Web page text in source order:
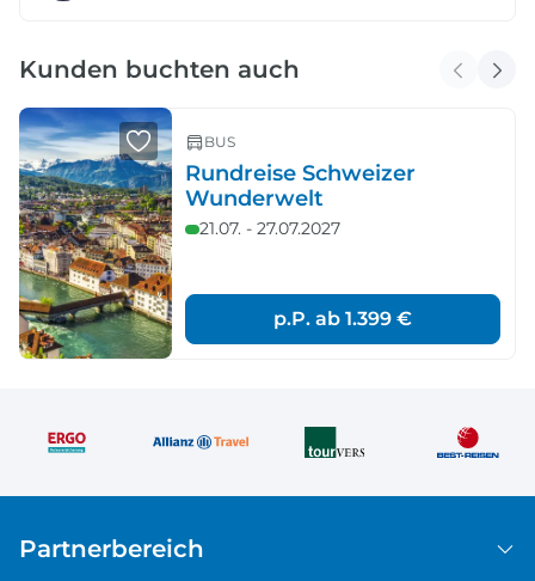
Kunden buchten auch
BUS
Rundreise Schweizer
Wunderwelt
21.07. - 27.07.2027
p.P. ab 1.399 €
Partnerbereich